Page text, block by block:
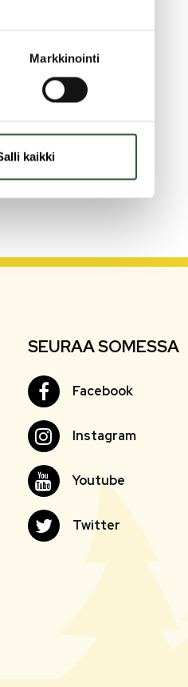
Markkinointi
kaikki
SEURAA SOMESSA
FacebookFacebook
InstagramInstagram
YoutubeYoutube
Twitter Twitter